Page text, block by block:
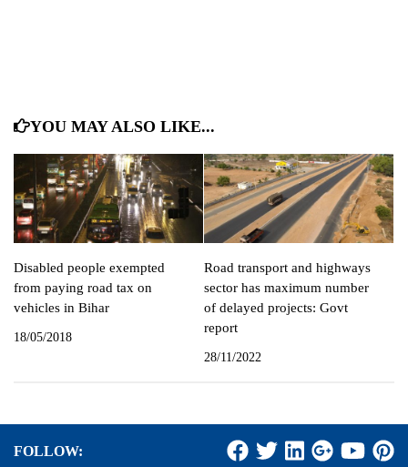
YOU MAY ALSO LIKE...
Disabled people exempted
from paying road tax on
vehicles in Bihar
18/05/2018
Road transport and highways
sector has maximum number
of delayed projects: Govt
report
28/11/2022
FOLLOW: